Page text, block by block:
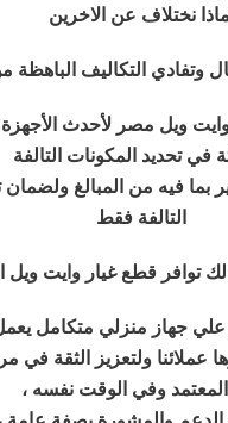
نختلاف عن الاخرين
وتفادي التكاليف الباهظة
ويل مصر لأحدث الأجهزة
في تحديد المكونات التالفة
بما فيه من المبالغ ولضمان
التالفة فقط
توافر قطع غيار وايت ويل
علي جهاز منزلي متكامل
عملائنا ولتعزيز الثقة في
وفي الوقت نفسه ،